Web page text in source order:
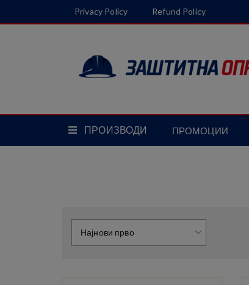
Privacy Policy Refund Policy
ПРОИЗВОДИ ПРОМОЦИИ